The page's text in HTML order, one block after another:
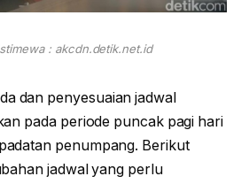
: akcdn.detik.net.id
dan penyesuaian jadwal
pada periode puncak pagi hari
penumpang. Berikut
jadwal yang perlu